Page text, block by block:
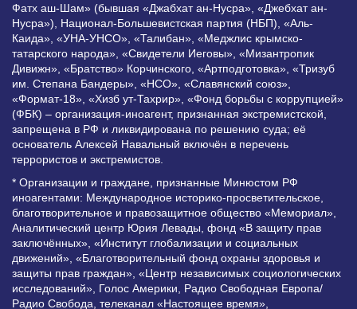
Фатх аш-Шам» (бывшая «Джабхат ан-Нусра», «Джебхат ан-
Нусра»), Национал-Большевистская партия (НБП), «Аль-
Каида», «УНА-УНСО», «Талибан», «Меджлис крымско-
татарского народа», «Свидетели Иеговы», «Мизантропик
Дивижн», «Братство» Корчинского, «Артподготовка», «Тризуб
им. Степана Бандеры», «НСО», «Славянский союз»,
«Формат-18», «Хизб ут-Тахрир», «Фонд борьбы с коррупцией»
(ФБК) – организация-иноагент, признанная экстремистской,
запрещена в РФ и ликвидирована по решению суда; её
основатель Алексей Навальный включён в перечень
террористов и экстремистов.
* Организации и граждане, признанные Минюстом РФ
иноагентами: Международное историко-просветительское,
благотворительное и правозащитное общество «Мемориал»,
Аналитический центр Юрия Левады, фонд «В защиту прав
заключённых», «Институт глобализации и социальных
движений», «Благотворительный фонд охраны здоровья и
защиты прав граждан», «Центр независимых социологических
исследований», Голос Америки, Радио Свободная Европа/
Радио Свобода, телеканал «Настоящее время»,